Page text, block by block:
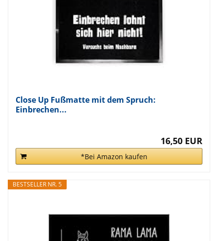
Close Up Fußmatte mit dem Spruch:
Einbrechen...
16,50 EUR
*Bei Amazon kaufen
BESTSELLER NR. 5